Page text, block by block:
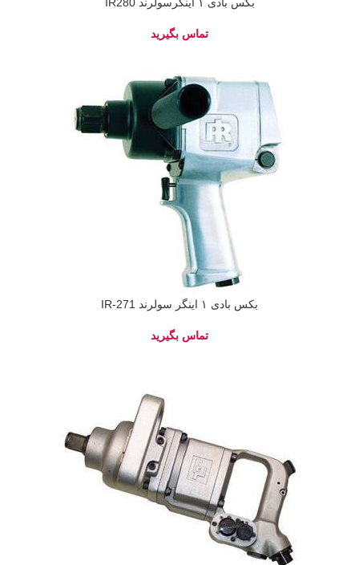
بکس بادی ۱ اینگر سولرند IR-271